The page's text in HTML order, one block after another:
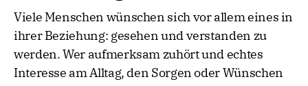
Viele Menschen wünschen sich vor allem eines in
ihrer Beziehung: gesehen und verstanden zu
werden. Wer aufmerksam zuhört und echtes
Interesse am Alltag, den Sorgen oder Wünschen